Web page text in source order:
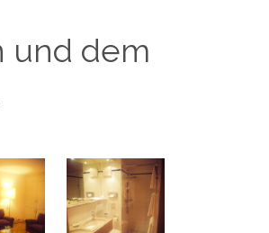
und dem